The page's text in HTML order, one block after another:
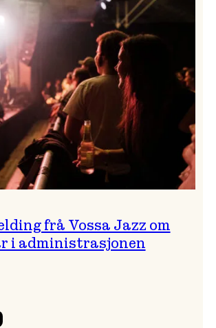
frå Vossa Jazz om
i administrasjonen